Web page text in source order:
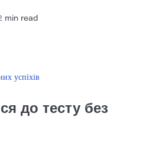
концентрацію. Але хороша
1. Призначте спеціальний
min read
успіхів
до тесту без